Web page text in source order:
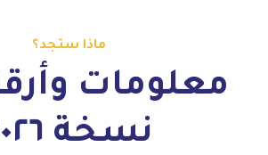
ماذا ستجد؟
معلومات
نسخة ٢٠٢٦